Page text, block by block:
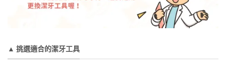
▲ 挑選適合的潔牙工具